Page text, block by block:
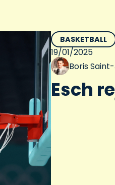
BASKETBALL
19/01/2025
Boris
Esch